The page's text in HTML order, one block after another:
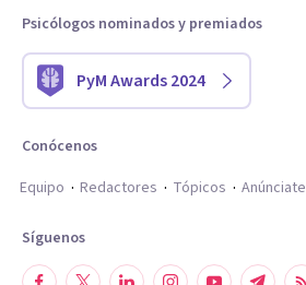
Psicólogos nominados y premiados
PyM Awards 2024
Conócenos
Equipo
Redactores Tópicos Anúnciate
Síguenos